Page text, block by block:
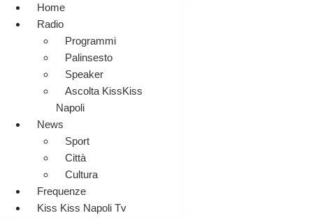
Home
Radio
Programmi
Palinsesto
Speaker
Ascolta KissKiss
Napoli
News
Sport
Città
Cultura
Frequenze
Kiss Kiss Napoli Tv